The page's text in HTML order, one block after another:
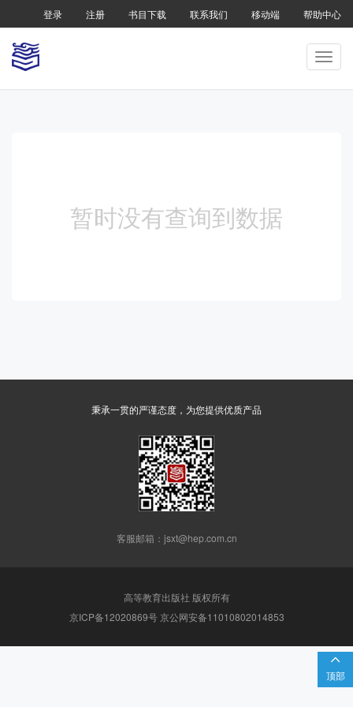
登录 注册 书目下载 联系我们 移动端 帮助中心

顶部
暂时没有查询到数据
秉承一贯的严谨态度，为您提供优质产品
客服邮箱：jsxt@hep.com.cn
高等教育出版社 版权所有
京ICP备12020869号 京公网安备11010802014853